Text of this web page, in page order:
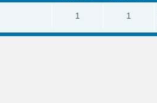
1 1